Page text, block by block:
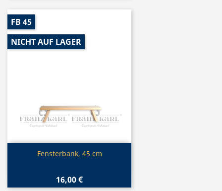
Vorschau
Fensterbank, 45 cm
16,00 €
FB 45
NICHT AUF LAGER